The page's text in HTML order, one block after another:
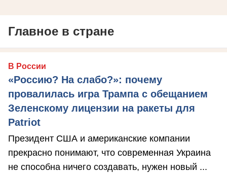
Главное в стране
В России
«Россию? На слабо?»: почему
провалилась игра Трампа с обещанием
Зеленскому лицензии на ракеты для
Patriot
Президент США и американские компании
прекрасно понимают, что современная Украина
не способна ничего создавать, нужен новый ...